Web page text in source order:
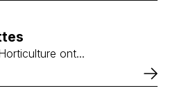
ont...